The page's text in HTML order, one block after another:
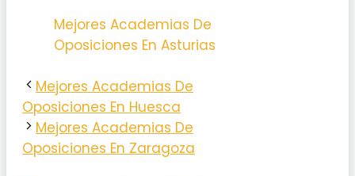
Mejores Academias De
Oposiciones En Asturias
Mejores Academias De
Oposiciones En Huesca
Mejores Academias De
Oposiciones En Zaragoza